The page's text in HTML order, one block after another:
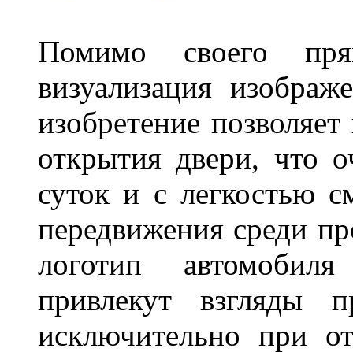
Помимо своего
визуализация
изобретение
открытия двери, что
суток и с легкостью
передвижения среди
логотип
привлекут взгляды
исключительно при